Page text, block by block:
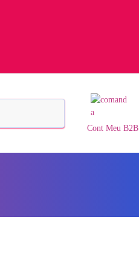
Cont Meu B2B